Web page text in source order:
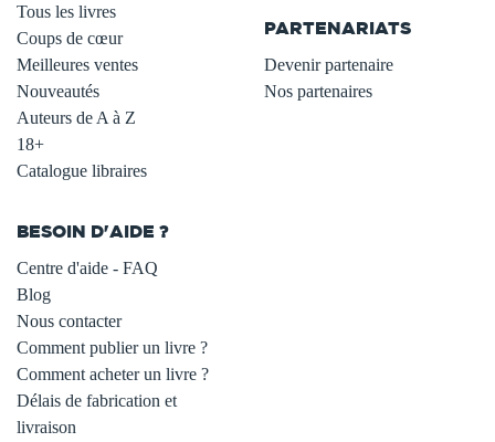
Tous les livres
Coups de cœur
Meilleures ventes
Nouveautés
Auteurs de A à Z
18+
Catalogue libraires
PARTENARIATS
Devenir partenaire
Nos partenaires
BESOIN D'AIDE ?
Centre d'aide - FAQ
Blog
Nous contacter
Comment publier un livre ?
Comment acheter un livre ?
Délais de fabrication et
livraison